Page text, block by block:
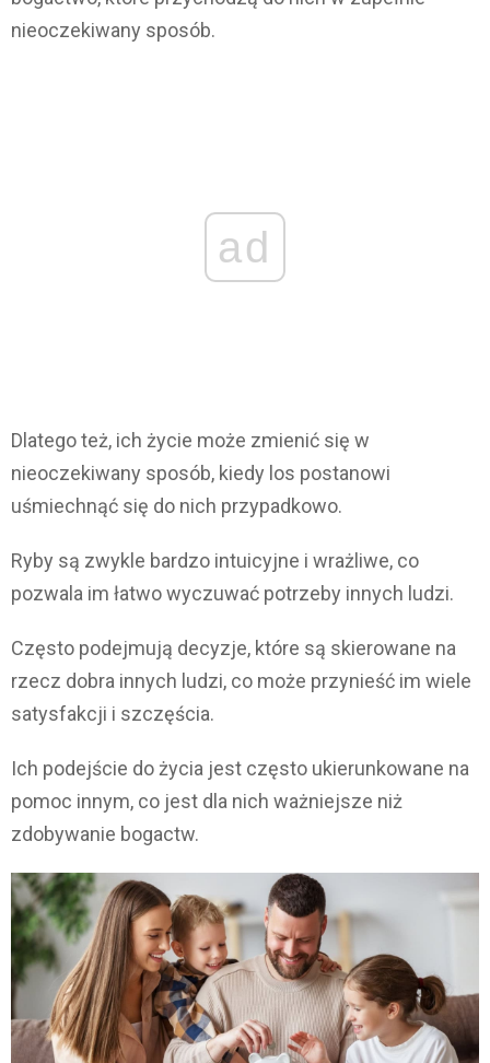
nieoczekiwany sposób.
ad
Dlatego też, ich życie może zmienić się w
nieoczekiwany sposób, kiedy los postanowi
uśmiechnąć się do nich przypadkowo.
Ryby są zwykle bardzo intuicyjne i wrażliwe, co
pozwala im łatwo wyczuwać potrzeby innych ludzi.
Często podejmują decyzje, które są skierowane na
rzecz dobra innych ludzi, co może przynieść im wiele
satysfakcji i szczęścia.
Ich podejście do życia jest często ukierunkowane na
pomoc innym, co jest dla nich ważniejsze niż
zdobywanie bogactw.